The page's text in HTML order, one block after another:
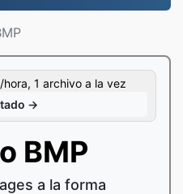
1 archivo a la vez
→
BMP
a la forma